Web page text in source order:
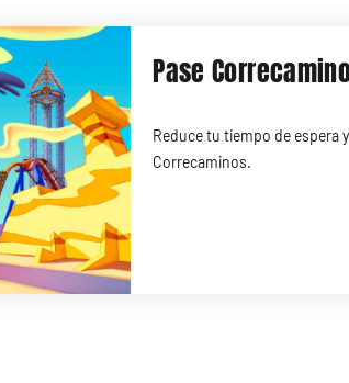
Pase
Reduce tu tiempo de espera
Correcaminos.